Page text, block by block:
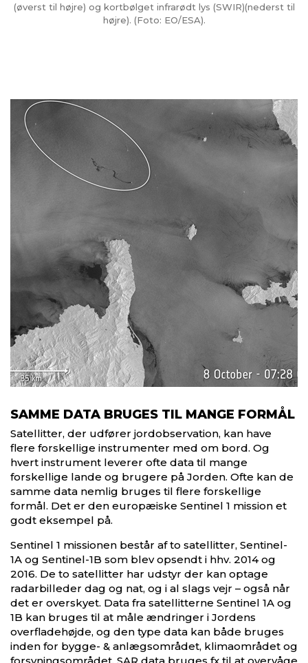
(øverst til højre) og kortbølget infrarødt lys (SWIR)(nederst til
højre). (Foto: EO/ESA).
SAMME DATA BRUGES TIL MANGE FORMÅL
Satellitter, der udfører jordobservation, kan have
flere forskellige instrumenter med om bord. Og
hvert instrument leverer ofte data til mange
forskellige lande og brugere på Jorden. Ofte kan de
samme data nemlig bruges til flere forskellige
formål. Det er den europæiske Sentinel 1 mission et
godt eksempel på.
Sentinel 1 missionen består af to satellitter, Sentinel-
1A og Sentinel-1B som blev opsendt i hhv. 2014 og
2016. De to satellitter har udstyr der kan optage
radarbilleder dag og nat, og i al slags vejr – også når
det er overskyet. Data fra satellitterne Sentinel 1A og
1B kan bruges til at måle ændringer i Jordens
overfladehøjde, og den type data kan både bruges
inden for bygge- & anlægsområdet, klimaområdet og